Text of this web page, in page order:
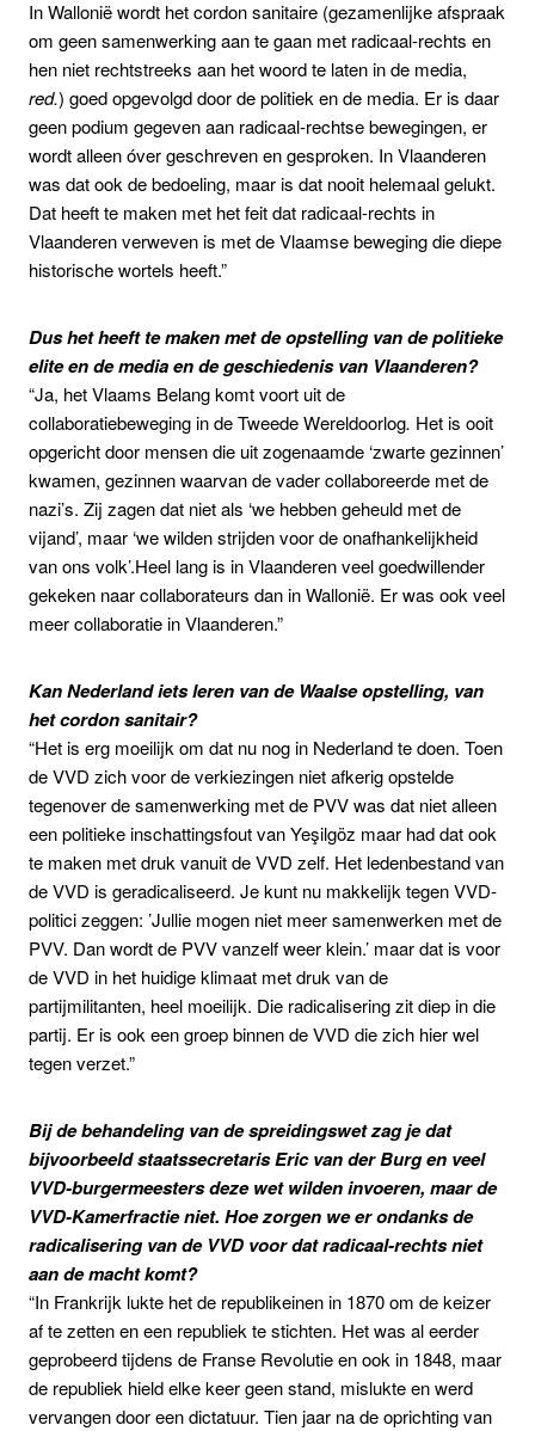
In Wallonië wordt het cordon sanitaire (gezamenlijke afspraak
om geen samenwerking aan te gaan met radicaal-rechts en
hen niet rechtstreeks aan het woord te laten in de media,
red.) goed opgevolgd door de politiek en de media. Er is daar
geen podium gegeven aan radicaal-rechtse bewegingen, er
wordt alleen óver geschreven en gesproken. In Vlaanderen
was dat ook de bedoeling, maar is dat nooit helemaal gelukt.
Dat heeft te maken met het feit dat radicaal-rechts in
Vlaanderen verweven is met de Vlaamse beweging die diepe
historische wortels heeft.”
Dus het heeft te maken met de opstelling van de politieke
elite en de media en de geschiedenis van Vlaanderen?
“Ja, het Vlaams Belang komt voort uit de
collaboratiebeweging in de Tweede Wereldoorlog. Het is ooit
opgericht door mensen die uit zogenaamde ‘zwarte gezinnen’
kwamen, gezinnen waarvan de vader collaboreerde met de
nazi’s. Zij zagen dat niet als ‘we hebben geheuld met de
vijand’, maar ‘we wilden strijden voor de onafhankelijkheid
van ons volk’.Heel lang is in Vlaanderen veel goedwillender
gekeken naar collaborateurs dan in Wallonië. Er was ook veel
meer collaboratie in Vlaanderen.”
Kan Nederland iets leren van de Waalse opstelling, van
het cordon sanitair?
“Het is erg moeilijk om dat nu nog in Nederland te doen. Toen
de VVD zich voor de verkiezingen niet afkerig opstelde
tegenover de samenwerking met de PVV was dat niet alleen
een politieke inschattingsfout van Yeşilgöz maar had dat ook
te maken met druk vanuit de VVD zelf. Het ledenbestand van
de VVD is geradicaliseerd. Je kunt nu makkelijk tegen VVD-
politici zeggen: ’Jullie mogen niet meer samenwerken met de
PVV. Dan wordt de PVV vanzelf weer klein.’ maar dat is voor
de VVD in het huidige klimaat met druk van de
partijmilitanten, heel moeilijk. Die radicalisering zit diep in die
partij. Er is ook een groep binnen de VVD die zich hier wel
tegen verzet.”
Bij de behandeling van de spreidingswet zag je dat
bijvoorbeeld staatssecretaris Eric van der Burg en veel
VVD-burgermeesters deze wet wilden invoeren, maar de
VVD-Kamerfractie niet. Hoe zorgen we er ondanks de
radicalisering van de VVD voor dat radicaal-rechts niet
aan de macht komt?
“In Frankrijk lukte het de republikeinen in 1870 om de keizer
af te zetten en een republiek te stichten. Het was al eerder
geprobeerd tijdens de Franse Revolutie en ook in 1848, maar
de republiek hield elke keer geen stand, mislukte en werd
vervangen door een dictatuur. Tien jaar na de oprichting van